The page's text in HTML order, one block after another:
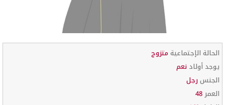
الحالة الإجتماعية متزوج
يوجد أولاد نعم
الجنسرجل
العمر48